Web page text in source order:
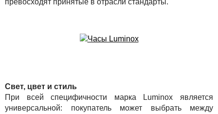
Свет, цвет и стиль
При всей специфичности марка Luminox является
универсальной: покупатель может выбрать между